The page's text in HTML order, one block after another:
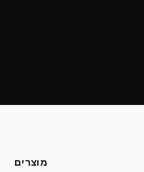
מוצרים